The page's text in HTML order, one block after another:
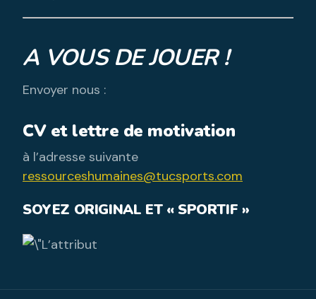
A VOUS DE JOUER !
Envoyer nous :
CV et lettre de motivation
à l’adresse suivante
ressourceshumaines@tucsports.com
SOYEZ ORIGINAL ET « SPORTIF »